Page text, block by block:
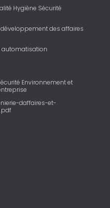
Hygiène Sécurité
des affaires
automatisation
Environnement et
daffaires-et-